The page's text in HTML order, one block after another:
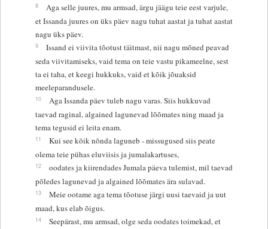
8
Aga selle juures, mu armsad, ärgu jäägu teie eest varjule,
et Issanda juures on üks päev nagu tuhat aastat ja tuhat aastat
nagu üks päev.
9
Issand ei viivita tõotust täitmast, nii nagu mõned peavad
seda viivitamiseks, vaid tema on teie vastu pikameelne, sest
ta ei taha, et keegi hukkuks, vaid et kõik jõuaksid
meeleparandusele.
10
Aga Issanda päev tuleb nagu varas. Siis hukkuvad
taevad raginal, algained lagunevad lõõmates ning maad ja
tema tegusid ei leita enam.
11
Kui see kõik nõnda laguneb - missugused siis peate
olema teie pühas eluviisis ja jumalakartuses,
12
oodates ja kiirendades Jumala päeva tulemist, mil taevad
põledes lagunevad ja algained lõõmates ära sulavad.
13
Meie ootame aga tema tõotuse järgi uusi taevaid ja uut
maad, kus elab õigus.
14
Seepärast, mu armsad, olge seda oodates toimekad, et